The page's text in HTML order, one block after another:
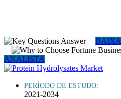
ANALISTA
PERÍODO DE ESTUDO:
2021-2034